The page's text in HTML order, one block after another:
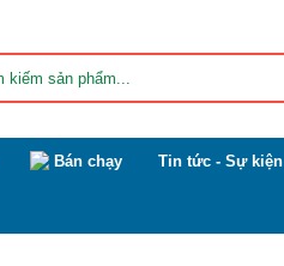
Bán chạy Tin tức - Sự kiện